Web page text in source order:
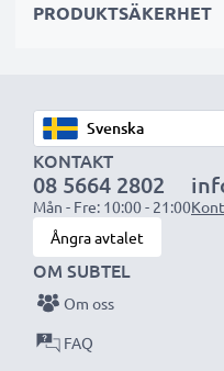
kvaliteten. Beställ nu!
PRODUKTSÄKERHET
KONTAKT
08 5664 2802
Mån - Fre: 10:00 - 21:00
Ångra avtalet
OM SUBTEL
Om oss
FAQ